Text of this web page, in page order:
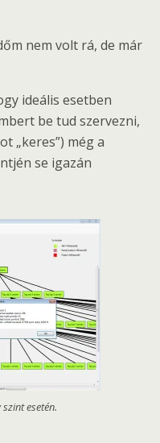
nem volt rá, de már
ideális esetben
be tud szervezni,
„keres”) még a
se igazán
esetén.